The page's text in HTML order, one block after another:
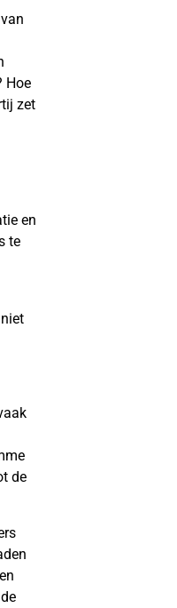
Hoe
zet
en
te
de